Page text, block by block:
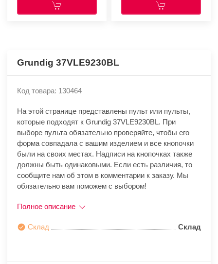
Grundig 37VLE9230BL
Код товара: 130464
На этой странице представлены пульт или пульты,
которые подходят к Grundig 37VLE9230BL. При
выборе пульта обязательно проверяйте, чтобы его
форма совпадала с вашим изделием и все кнопочки
были на своих местах. Надписи на кнопочках также
должны быть одинаковыми. Если есть различия, то
сообщите нам об этом в комментарии к заказу. Мы
обязательно вам поможем с выбором!
Полное описание
Склад Склад